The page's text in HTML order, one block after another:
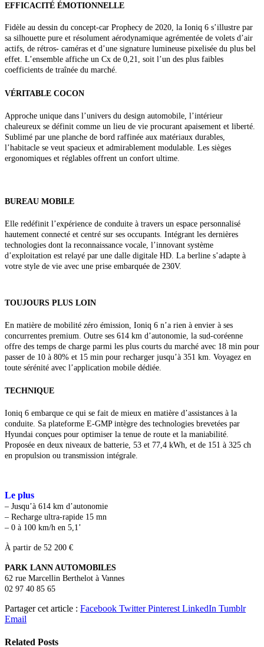
EFFICACITÉ ÉMOTIONNELLE
Fidèle au dessin du concept-car Prophecy de 2020, la Ioniq 6 s’illustre par
sa silhouette pure et résolument aérodynamique agrémentée de volets d’air
actifs, de rétros- caméras et d’une signature lumineuse pixelisée du plus bel
effet. L’ensemble affiche un Cx de 0,21, soit l’un des plus faibles
coefficients de traînée du marché.
VÉRITABLE COCON
Approche unique dans l’univers du design automobile, l’intérieur
chaleureux se définit comme un lieu de vie procurant apaisement et liberté.
Sublimé par une planche de bord raffinée aux matériaux durables,
l’habitacle se veut spacieux et admirablement modulable. Les sièges
ergonomiques et réglables offrent un confort ultime.
BUREAU MOBILE
Elle redéfinit l’expérience de conduite à travers un espace personnalisé
hautement connecté et centré sur ses occupants. Intégrant les dernières
technologies dont la reconnaissance vocale, l’innovant système
d’exploitation est relayé par une dalle digitale HD. La berline s’adapte à
votre style de vie avec une prise embarquée de 230V.
TOUJOURS PLUS LOIN
En matière de mobilité zéro émission, Ioniq 6 n’a rien à envier à ses
concurrentes premium. Outre ses 614 km d’autonomie, la sud-coréenne
offre des temps de charge parmi les plus courts du marché avec 18 min pour
passer de 10 à 80% et 15 min pour recharger jusqu’à 351 km. Voyagez en
toute sérénité avec l’application mobile dédiée.
TECHNIQUE
Ioniq 6 embarque ce qui se fait de mieux en matière d’assistances à la
conduite. Sa plateforme E-GMP intègre des technologies brevetées par
Hyundai conçues pour optimiser la tenue de route et la maniabilité.
Proposée en deux niveaux de batterie, 53 et 77,4 kWh, et de 151 à 325 ch
en propulsion ou transmission intégrale.
Le plus
– Jusqu’à 614 km d’autonomie
– Recharge ultra-rapide 15 mn
– 0 à 100 km/h en 5,1’
À partir de 52 200 €
PARK LANN AUTOMOBILES
62 rue Marcellin Berthelot à Vannes
02 97 40 85 65
Partager cet article : Facebook Twitter Pinterest LinkedIn Tumblr
Email
Related Posts